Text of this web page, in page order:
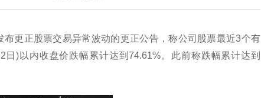
更正股票交易异常波动的更正公告，称公司股票最近3个有
)以内收盘价跌幅累计达到74.61%。此前称跌幅累计达到